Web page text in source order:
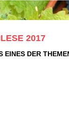
2017
EINES DER